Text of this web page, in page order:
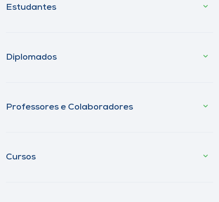
Estudantes
Diplomados
Professores e Colaboradores
Cursos